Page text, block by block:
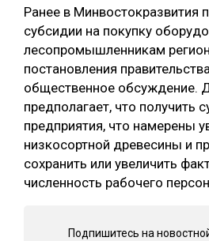
Ранее в Минвостокразвития
субсидии на покупку
лесопромышленникам
постановления
общественное обсуждение.
предполагает, что получить
предприятия, что намерены
низкосортной древесины и
сохранить или увеличить
численность рабочего
Подпишитесь на